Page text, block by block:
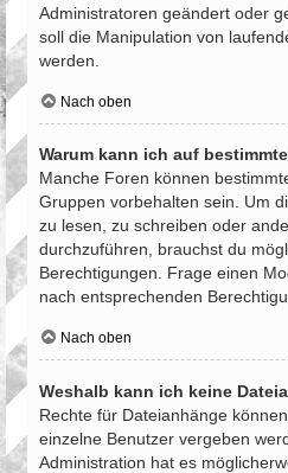
Administratoren geändert oder
soll die Manipulation von
werden.
Nach oben
Warum kann ich auf
Manche Foren können
Gruppen vorbehalten sein. Um
zu lesen, zu schreiben oder
durchzuführen, brauchst du
Berechtigungen. Frage einen
nach entsprechenden
Nach oben
Weshalb kann ich keine
Rechte für Dateianhänge
einzelne Benutzer vergeben
Administration hat es